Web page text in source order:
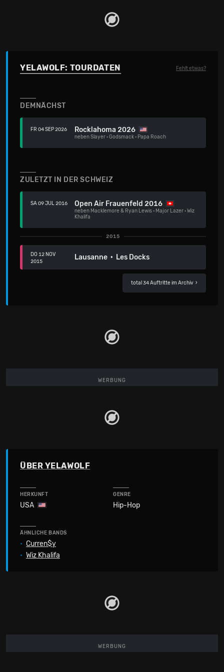
YELAWOLF: TOURDATEN Fehlt etwas?
DEMNÄCHST
FR 04 SEP 2026 Rocklahoma 2026
nebenSlayer·Godsmack· Papa Roach
ZULETZT IN DER SCHWEIZ
SA 09 JUL 2016 Open Air Frauenfeld 2016
neben Macklemore & Ryan Lewis· Major Lazer·Wiz
Khalifa
2015
DO 12 NOV
2015
Lausanne · Les Docks
total 34 Auftritte im Archiv ›
WERBUNG
ÜBER YELAWOLF
HERKUNFT
USA
GENRE
Hip-Hop
ÄHNLICHE BANDS
• Curren$y
• Wiz Khalifa
WERBUNG